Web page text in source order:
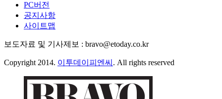
PC버전
공지사항
사이트맵
보도자료 및 기사제보 : bravo@etoday.co.kr
Copyright 2014. 이투데이피엔씨 . All rights reserved